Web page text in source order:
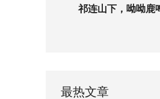
祁连山下，呦呦鹿
最热文章